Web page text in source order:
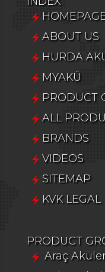
ABOUT US
HURDA
MYAKÜ
PRODUCT
ALL
BRANDS
VIDEOS
SITEMAP
KVK LEGAL
PRODUCT
Araç